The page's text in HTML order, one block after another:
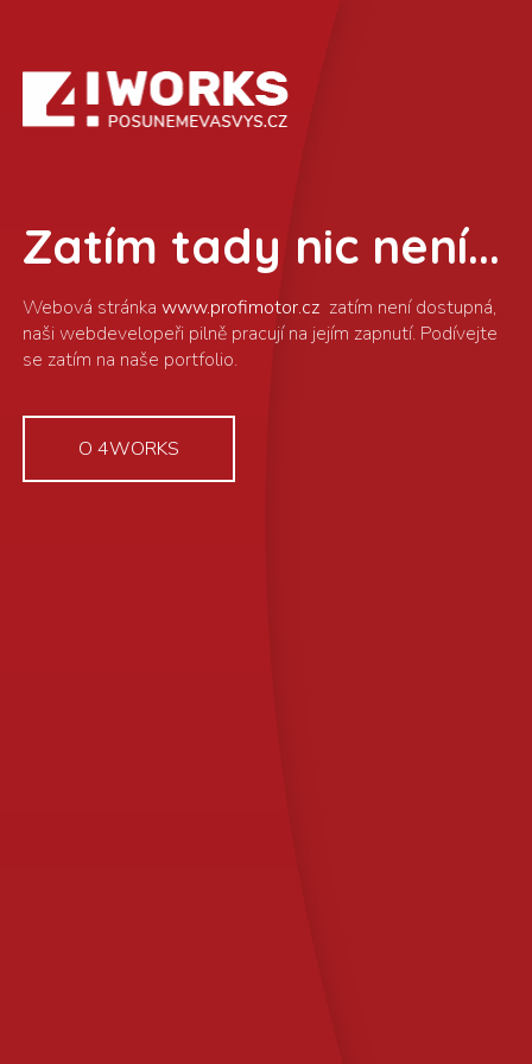
Zatím tady nic není...
www.profimotor.cz
O 4WORKS